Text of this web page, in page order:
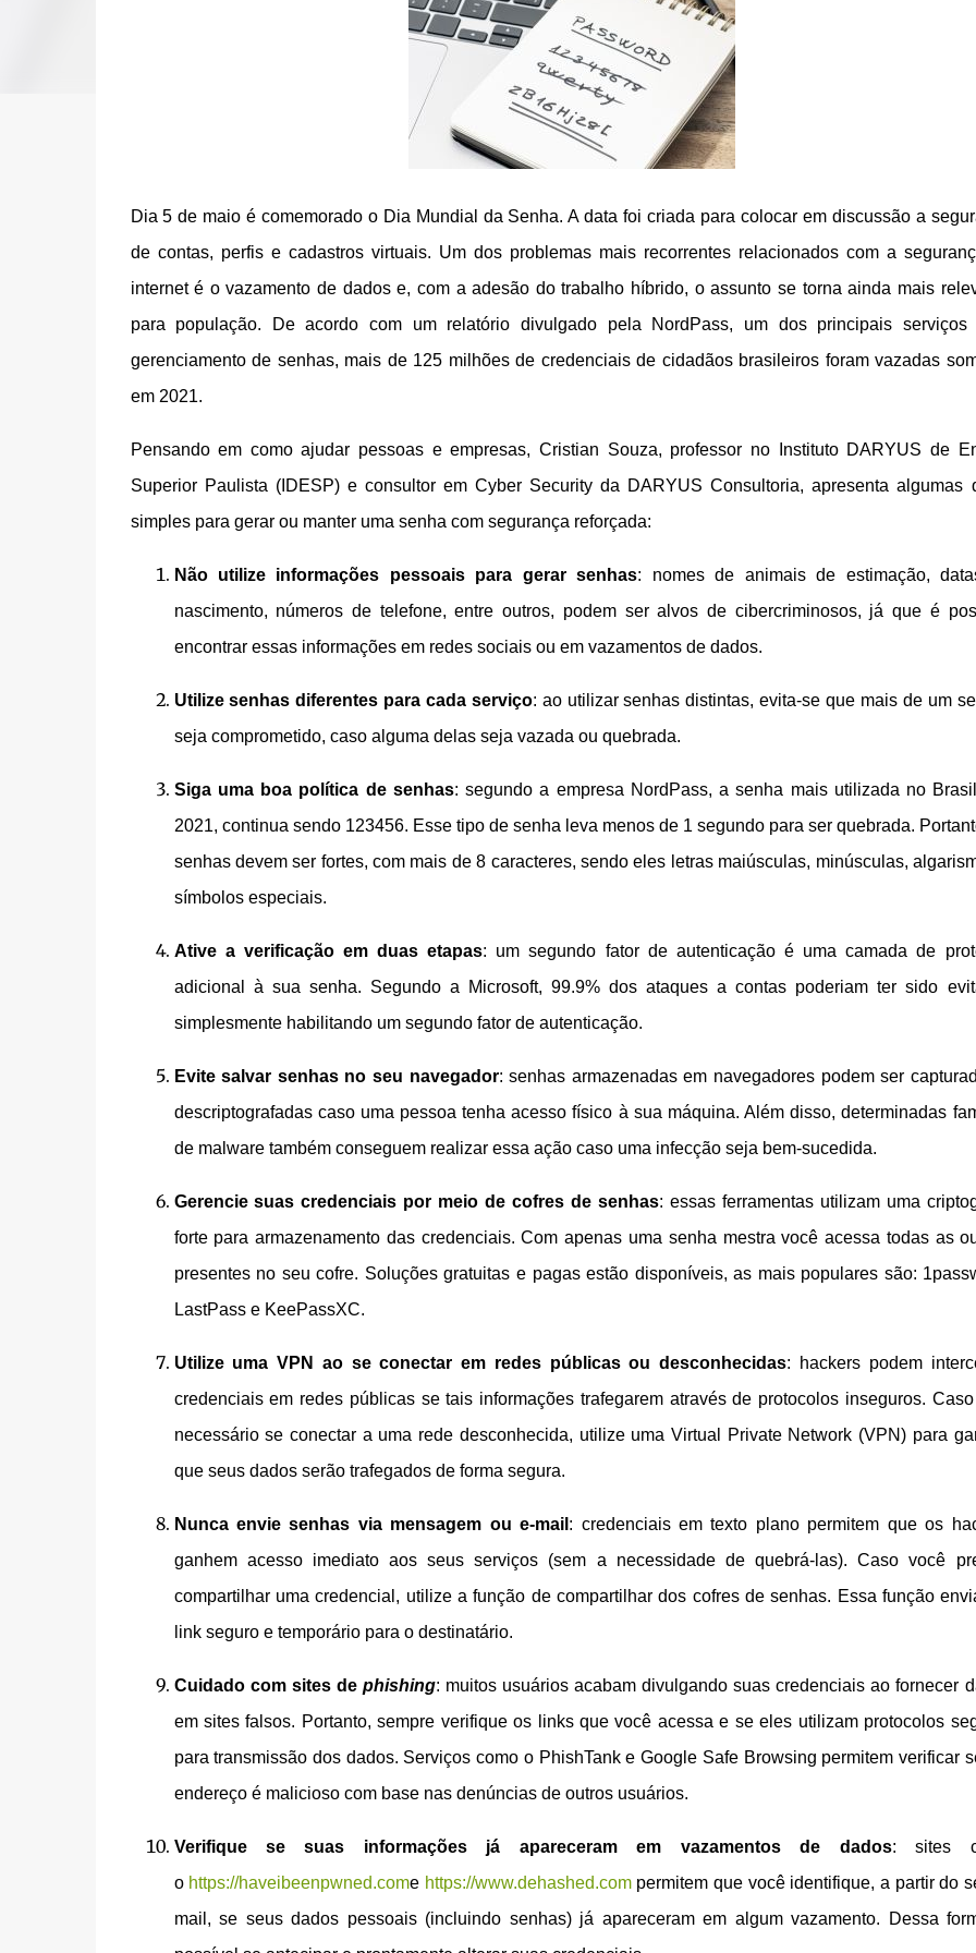
Dia 5 de maio é comemorado o Dia Mundial da Senha. A data foi criada para colocar em discussão a
de contas, perfis e cadastros virtuais. Um dos problemas mais recorrentes relacionados com a
internet é o vazamento de dados e, com a adesão do trabalho híbrido, o assunto se torna ainda mais
para população. De acordo com um relatório divulgado pela NordPass, um dos principais serviços
gerenciamento de senhas, mais de 125 milhões de credenciais de cidadãos brasileiros foram vazadas
em 2021.
Pensando em como ajudar pessoas e empresas, Cristian Souza, professor no Instituto DARYUS de
Superior Paulista (IDESP) e consultor em Cyber Security da DARYUS Consultoria, apresenta algumas
simples para gerar ou manter uma senha com segurança reforçada:
Não utilize informações pessoais para gerar senhas: nomes de animais de estimação,
nascimento, números de telefone, entre outros, podem ser alvos de cibercriminosos, já que é
encontrar essas informações em redes sociais ou em vazamentos de dados.
Utilize senhas diferentes para cada serviço: ao utilizar senhas distintas, evita-se que mais de um
seja comprometido, caso alguma delas seja vazada ou quebrada.
Siga uma boa política de senhas: segundo a empresa NordPass, a senha mais utilizada no
2021, continua sendo 123456. Esse tipo de senha leva menos de 1 segundo para ser quebrada.
senhas devem ser fortes, com mais de 8 caracteres, sendo eles letras maiúsculas, minúsculas,
símbolos especiais.
Ative a verificação em duas etapas: um segundo fator de autenticação é uma camada de
adicional à sua senha. Segundo a Microsoft, 99.9% dos ataques a contas poderiam ter sido
simplesmente habilitando um segundo fator de autenticação.
Evite salvar senhas no seu navegador: senhas armazenadas em navegadores podem ser
descriptografadas caso uma pessoa tenha acesso físico à sua máquina. Além disso, determinadas
de malware também conseguem realizar essa ação caso uma infecção seja bem-sucedida.
Gerencie suas credenciais por meio de cofres de senhas: essas ferramentas utilizam uma
forte para armazenamento das credenciais. Com apenas uma senha mestra você acessa todas as
presentes no seu cofre. Soluções gratuitas e pagas estão disponíveis, as mais populares são:
LastPass e KeePassXC.
Utilize uma VPN ao se conectar em redes públicas ou desconhecidas: hackers podem
credenciais em redes públicas se tais informações trafegarem através de protocolos inseguros.
necessário se conectar a uma rede desconhecida, utilize uma Virtual Private Network (VPN) para
que seus dados serão trafegados de forma segura.
Nunca envie senhas via mensagem ou e-mail : credenciais em texto plano permitem que os
ganhem acesso imediato aos seus serviços (sem a necessidade de quebrá-las). Caso você
compartilhar uma credencial, utilize a função de compartilhar dos cofres de senhas. Essa função
link seguro e temporário para o destinatário.
Cuidado com sites de phishing: muitos usuários acabam divulgando suas credenciais ao fornecer
em sites falsos. Portanto, sempre verifique os links que você acessa e se eles utilizam protocolos
para transmissão dos dados. Serviços como o PhishTank e Google Safe Browsing permitem verificar
endereço é malicioso com base nas denúncias de outros usuários.
Verifique se suas informações já apareceram em vazamentos de dados: sites
o https://haveibeenpwned.come https://www.dehashed.compermitem que você identifique, a partir do
mail, se seus dados pessoais (incluindo senhas) já apareceram em algum vazamento. Dessa